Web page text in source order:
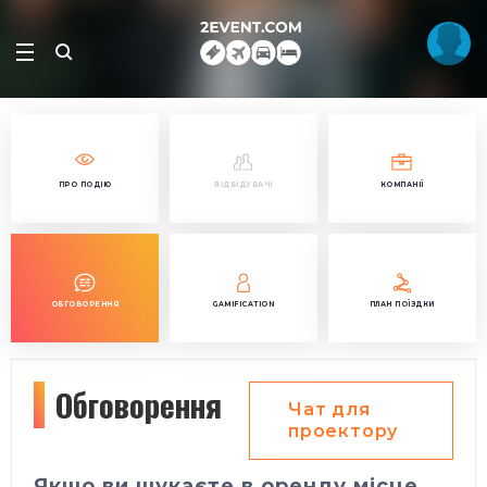
ПРО ПОДІЮ ВІДВІДУВАЧІ КОМПАНІЇ
ОБГОВОРЕННЯ GAMIFICATION ПЛАН ПОЇЗДКИ
Обговорення
Чат для
проектору